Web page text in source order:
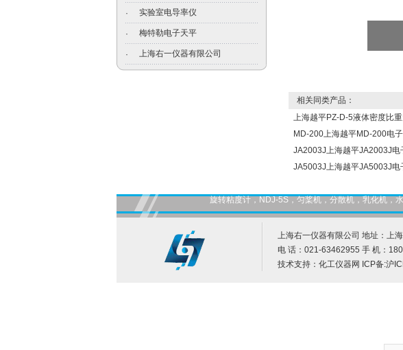
· 实验室电导率仪
· 梅特勒电子天平
· 上海右一仪器有限公司
相关同类产品：
上海越平PZ-D-5液体密度比
MD-200上海越平MD-200电
JA2003J上海越平JA2003J电
JA5003J上海越平JA5003J电
旋转粘度计，NDJ-5S，匀桨机，分散机，乳化机，
上海右一仪器有限公司 地址：上
电 话：021-63462955 手 机：
技术支持： 化工仪器网 ICP备:沪